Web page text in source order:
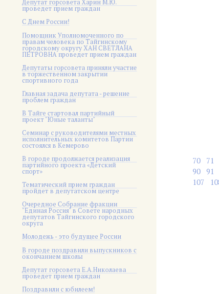
Депутат горсовета Харин М.Ю.
проведет прием граждан
С Днем России!
Помощник Уполномоченного по
правам человека по Тайгинскому
городскому округу ХАН СВЕТЛАНА
ПЕТРОВНА проведет прием граждан
Депутаты горсовета приняли участие
в торжественном закрытии
спортивного года
Главная задача депутата - решение
проблем граждан
В Тайге стартовал партийный
проект "Юные таланты"
Семинар с руководителями местных
исполнительных комитетов Партии
состоялся в Кемерово
В городе продолжается реализация
партийного проекта «Детский
спорт»
Тематический прием граждан
пройдет в депутатском центре
Очередное Собрание фракции
"Единая Россия" в Совете народных
депутатов Тайгинского городского
округа
Молодежь - это будущее России
В городе поздравили выпускников с
окончанием школы
Депутат горсовета Е.А.Николаева
проведет прием граждан
Поздравили с юбилеем!
70
71
90 91
107